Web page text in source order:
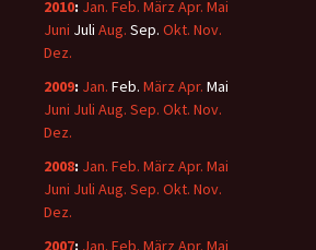
2010: Jan. Feb. März Apr. Mai
Juni Juli Aug. Sep. Okt. Nov.
Dez.
2009: Jan. Feb. März Apr. Mai
Juni Juli Aug. Sep. Okt. Nov.
Dez.
2008: Jan. Feb. März Apr. Mai
Juni Juli Aug. Sep. Okt. Nov.
Dez.
2007: Jan. Feb. März Apr. Mai